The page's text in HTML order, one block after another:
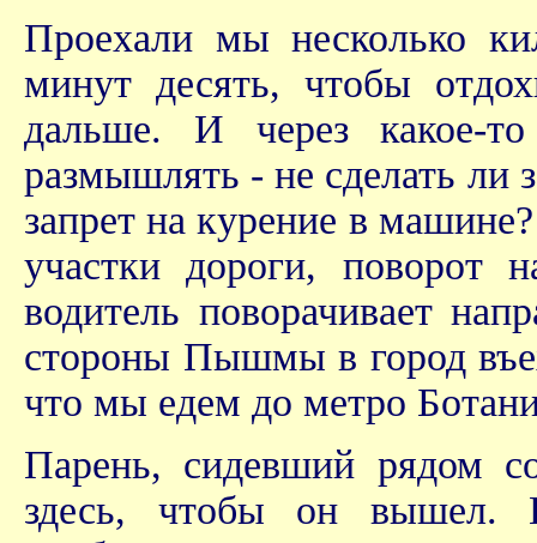
Проехали мы несколько
минут десять, чтобы
дальше. И через какое-
размышлять - не сделать ли
запрет на курение в
участки дороги,
водитель поворачивает
стороны Пышмы в город
что мы едем до метро
Парень, сидевший рядом
здесь, чтобы он вышел.